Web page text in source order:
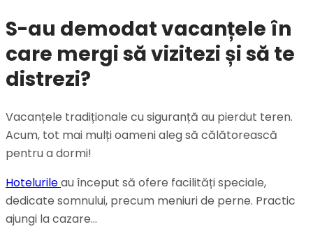
S-au demodat vacanțele în
care mergi să vizitezi și să te
distrezi?
Vacanțele tradiționale cu siguranță au pierdut teren.
Acum, tot mai mulți oameni aleg să călătorească
pentru a dormi!
Hotelurileau început să ofere facilități speciale,
dedicate somnului, precum meniuri de perne. Practic
ajungi la cazare…